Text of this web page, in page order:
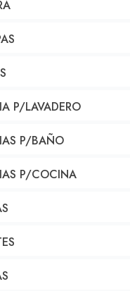
P/LAVADERO
P/BAÑO
P/COCINA